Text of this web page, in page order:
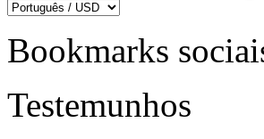
Bookmarks
Testemunhos